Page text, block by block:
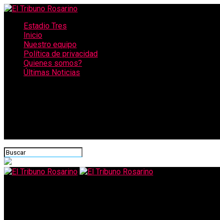
Estadio Tres
Inicio
Nuestro equipo
Política de privacidad
Quienes somos?
Últimas Noticias